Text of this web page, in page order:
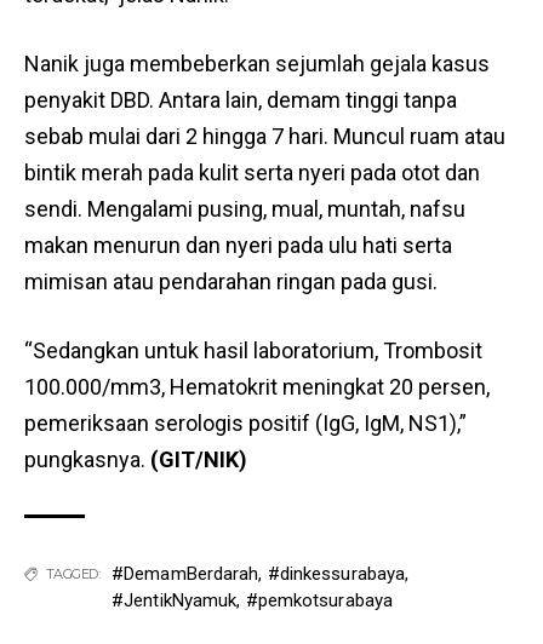
Nanik juga membeberkan sejumlah gejala kasus
penyakit DBD. Antara lain, demam tinggi tanpa
sebab mulai dari 2 hingga 7 hari. Muncul ruam atau
bintik merah pada kulit serta nyeri pada otot dan
sendi. Mengalami pusing, mual, muntah, nafsu
makan menurun dan nyeri pada ulu hati serta
mimisan atau pendarahan ringan pada gusi.
“Sedangkan untuk hasil laboratorium, Trombosit
100.000/mm3, Hematokrit meningkat 20 persen,
pemeriksaan serologis positif (IgG, IgM, NS1),”
pungkasnya. (GIT/NIK)
TAGGED: #DemamBerdarah, #dinkessurabaya,
#JentikNyamuk, #pemkotsurabaya